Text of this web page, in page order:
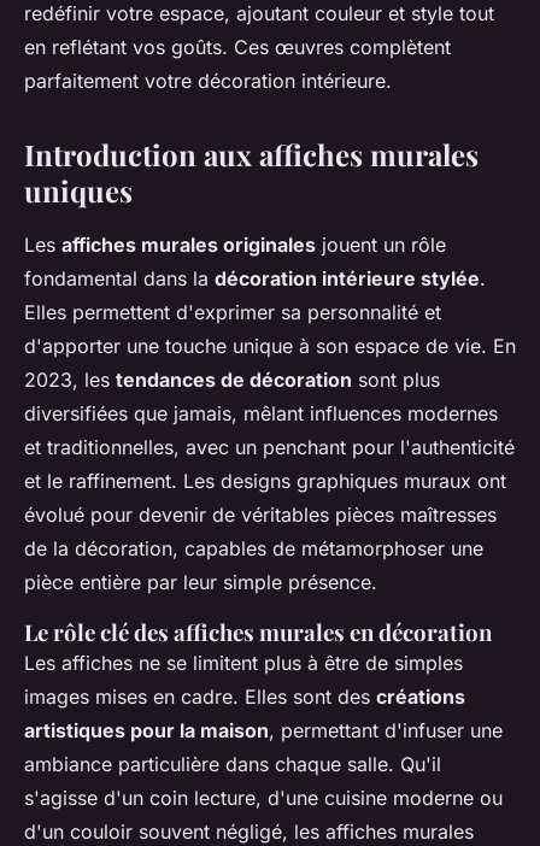
redéfinir votre espace, ajoutant couleur et style tout
en reflétant vos goûts. Ces œuvres complètent
parfaitement votre décoration intérieure.
Introduction aux affiches murales
uniques
Les affiches murales originales jouent un rôle
fondamental dans la décoration intérieure stylée.
Elles permettent d'exprimer sa personnalité et
d'apporter une touche unique à son espace de vie. En
2023, les tendances de décoration sont plus
diversifiées que jamais, mêlant influences modernes
et traditionnelles, avec un penchant pour l'authenticité
et le raffinement. Les designs graphiques muraux ont
évolué pour devenir de véritables pièces maîtresses
de la décoration, capables de métamorphoser une
pièce entière par leur simple présence.
Le rôle clé des affiches murales en décoration
Les affiches ne se limitent plus à être de simples
images mises en cadre. Elles sont des créations
artistiques pour la maison, permettant d'infuser une
ambiance particulière dans chaque salle. Qu'il
s'agisse d'un coin lecture, d'une cuisine moderne ou
d'un couloir souvent négligé, les affiches murales